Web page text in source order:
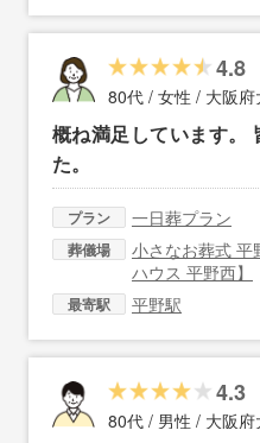
4.8
80代 / 女性 / 大阪
概ね満足しています。
た。
プラン 一日葬プラン
葬儀場
小さなお葬式 平
ハウス 平野西】
最寄駅 平野駅
4.3
80代 / 男性 / 大阪